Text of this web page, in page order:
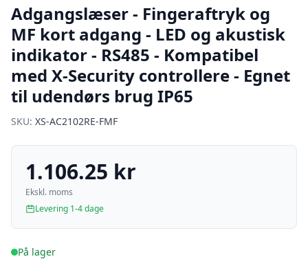
Adgangslæser - Fingeraftryk og
MF kort adgang - LED og akustisk
indikator - RS485 - Kompatibel
med X-Security controllere - Egnet
til udendørs brug IP65
SKU: XS-AC2102RE-FMF
1.106.25 kr
Ekskl. moms
Levering 1-4 dage
På lager